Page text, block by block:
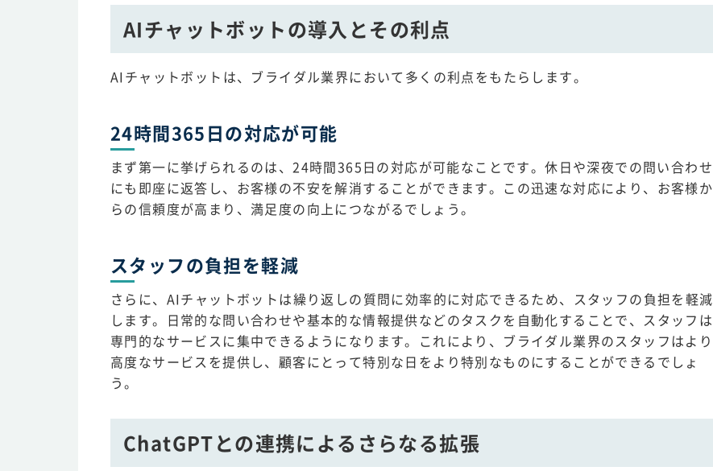
AIチャットボットの導入とその利点
AIチャットボットは、ブライダル業界において多くの利点をもたらします。
24時間365日の対応が可能
まず第一に挙げられるのは、24時間365日の対応が可能なことです。休日や深夜での問い合わせ
にも即座に返答し、お客様の不安を解消することができます。この迅速な対応により、お客様か
らの信頼度が高まり、満足度の向上につながるでしょう。
スタッフの負担を軽減
さらに、AIチャットボットは繰り返しの質問に効率的に対応できるため、スタッフの負担を軽減
します。日常的な問い合わせや基本的な情報提供などのタスクを自動化することで、スタッフは
専門的なサービスに集中できるようになります。これにより、ブライダル業界のスタッフはより
高度なサービスを提供し、顧客にとって特別な日をより特別なものにすることができるでしょ
う。
ChatGPTとの連携によるさらなる拡張